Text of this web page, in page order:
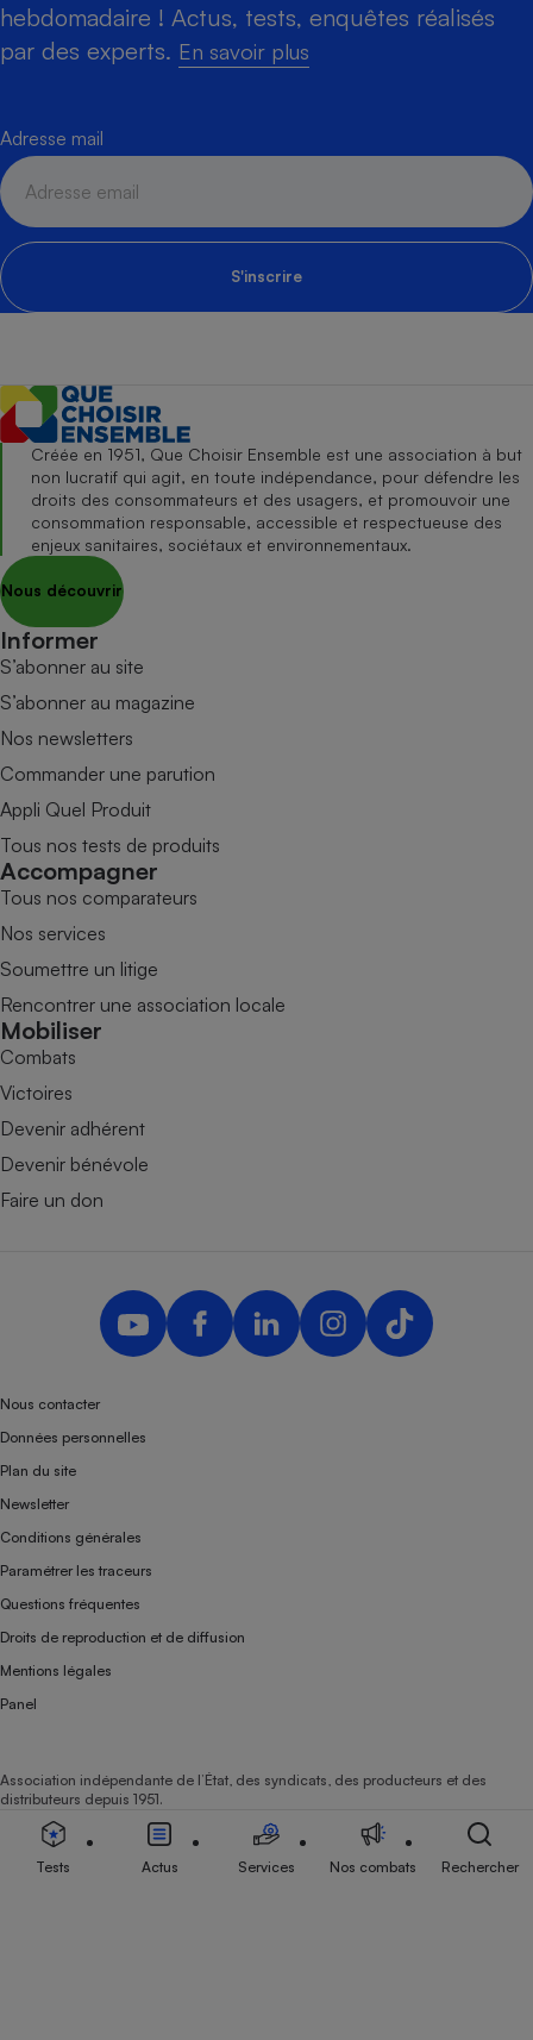
hebdomadaire ! Actus, tests, enquêtes réalisés
par des experts. En savoir plus
Adresse mail
S'inscrire
Créée en 1951, Que Choisir Ensemble est une association à but
non lucratif qui agit, en toute indépendance, pour défendre les
droits des consommateurs et des usagers, et promouvoir une
consommation responsable, accessible et respectueuse des
enjeux sanitaires, sociétaux et environnementaux.
Nous découvrir
Informer
S’abonner au site
S’abonner au magazine
Nos newsletters
Commander une parution
Appli Quel Produit
Tous nos tests de produits
Accompagner
Tous nos comparateurs
Nos services
Soumettre un litige
Rencontrer une association locale
Mobiliser
Combats
Victoires
Devenir adhérent
Devenir bénévole
Faire un don
Nous contacter
Données personnelles
Plan du site
Newsletter
Conditions générales
Paramétrer les traceurs
Questions fréquentes
Droits de reproduction et de diffusion
Mentions légales
Panel
Association indépendante de l’État, des syndicats, des producteurs et des
distributeurs depuis 1951.
Tests Actus Services Nos combats Rechercher